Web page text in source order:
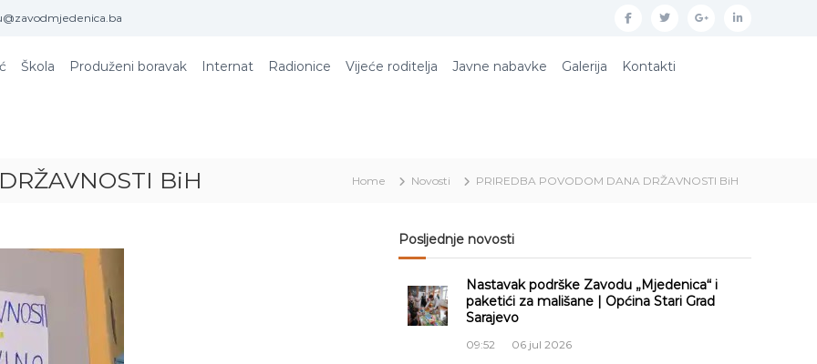
f
c
o
t
i
r
g
p
s
l
Škola Produženi boravak Internat Radionice Vijeće roditelja Javne nabavke Galerija Kontakti
BiH Home Novosti PRIREDBA POVODOM DANA DRŽAVNOSTI BiH
Posljednje novosti
Nastavak podrške Zavodu „Mjedenica“ i
paketići za mališane | Općina Stari Grad
Sarajevo
09:52 06 jul 2026